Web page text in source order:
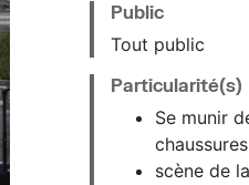
Public
Tout public
Particularité(s)
Se munir
scène de